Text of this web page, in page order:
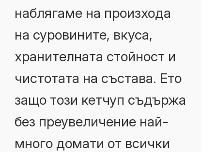
наблягаме на произхода
на суровините, вкуса,
хранителната стойност и
чистотата на състава. Ето
защо този кетчуп съдържа
без преувеличение най-
много домати от всички